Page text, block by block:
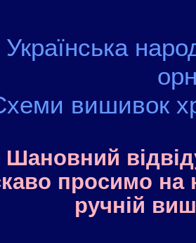
Українська
вишивок
Шановний
просимо на
ручній